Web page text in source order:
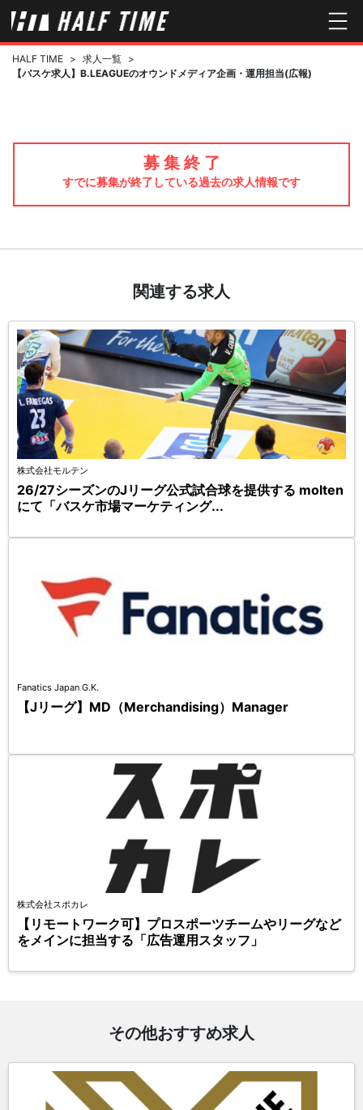
HALF TIME > 求人一覧 >
【バスケ求人】B.LEAGUEのオウンドメディア企画・運用担当(広報)
募 集 終 了
すでに募集が終了している過去の求人情報です
関連する求人
株式会社モルテン
26/27シーズンのJリーグ公式試合球を提供する molten
にて「バスケ市場マーケティング...
Fanatics Japan G.K.
【Jリーグ】MD（Merchandising）Manager
株式会社スポカレ
【リモートワーク可】プロスポーツチームやリーグなど
をメインに担当する「広告運用スタッフ」
その他おすすめ求人